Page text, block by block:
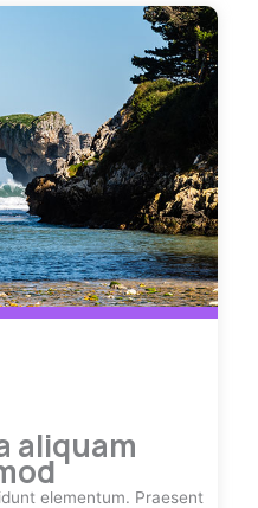
aliquam
elementum. Praesent